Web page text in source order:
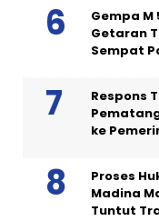
Gempa M
Getaran
Sempat
Respons
ke
Proses
Madina
Tuntut